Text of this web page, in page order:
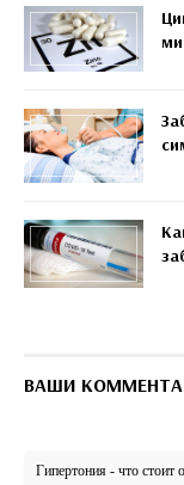
ВАШИ
Гипертония - что стоит